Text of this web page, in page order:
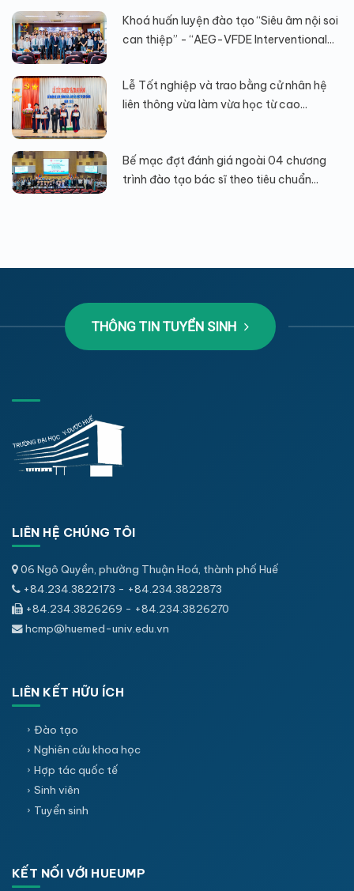
Khoá huấn luyện đào tạo “Siêu âm nội soi
can thiệp” - “AEG-VFDE Interventional...
Lễ Tốt nghiệp và trao bằng cử nhân hệ
liên thông vừa làm vừa học từ cao...
Bế mạc đợt đánh giá ngoài 04 chương
trình đào tạo bác sĩ theo tiêu chuẩn...
THÔNG TIN TUYỂN SINH
LIÊN HỆ CHÚNG TÔI
06 Ngô Quyền, phường Thuận Hoá, thành phố Huế
+84.234.3822173 - +84.234.3822873
+84.234.3826269 - +84.234.3826270
hcmp@huemed-univ.edu.vn
LIÊN KẾT HỮU ÍCH
Đào tạo
Nghiên cứu khoa học
Hợp tác quốc tế
Sinh viên
Tuyển sinh
KẾT NỐI VỚI HUEUMP